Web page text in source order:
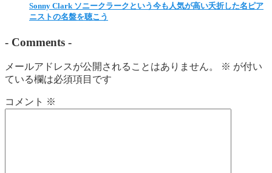
Sonny Clark ソニークラークという今も人気が高い夭折した名ピア
ニストの名盤を聴こう
- Comments -
メールアドレスが公開されることはありません。 ※ が付い
ている欄は必須項目です
コメント ※